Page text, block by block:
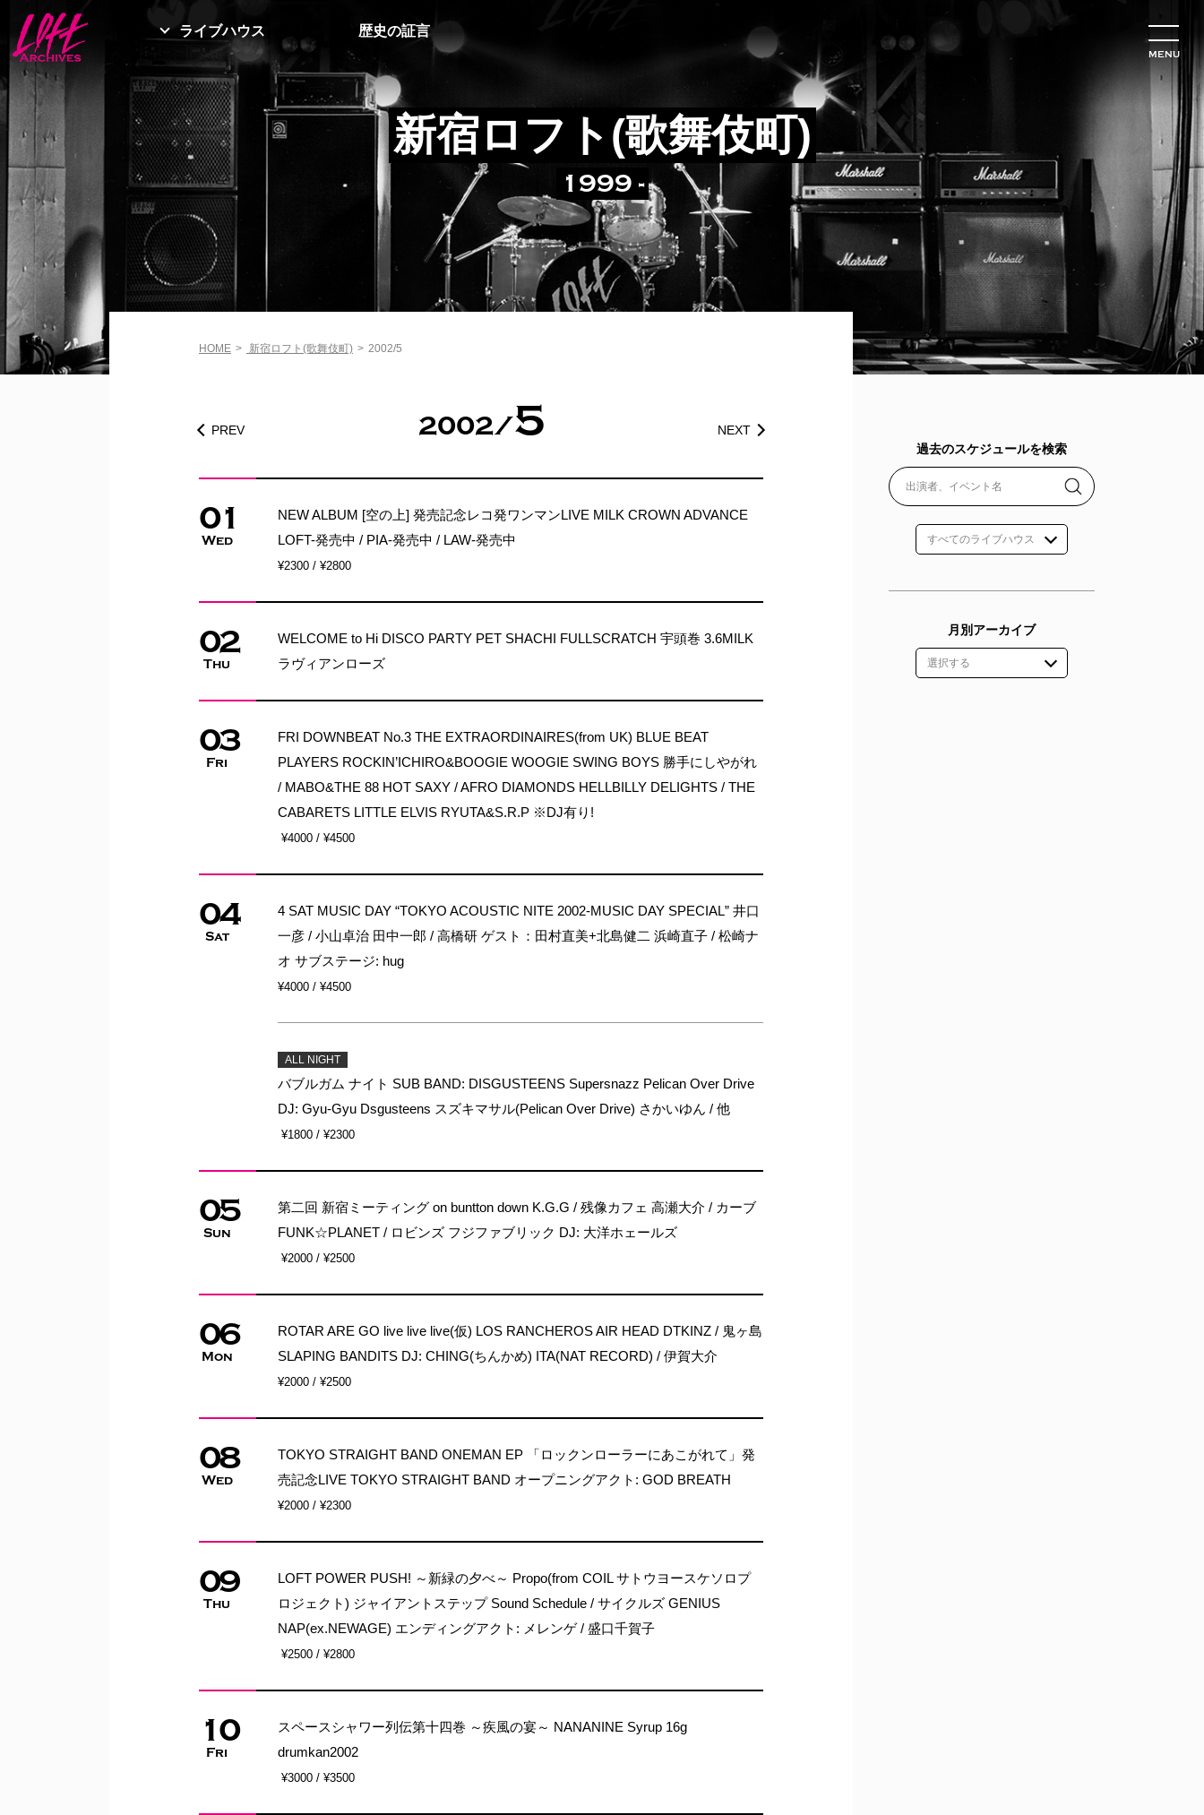
ライブハウス 歴史の証言
新宿ロフト(歌舞伎町)
1999 -
MENU
HOME > 新宿ロフト(歌舞伎町) > 2002/5
2002/5 NEXT
PREV
01
Wed
NEW ALBUM [空の上] 発売記念レコ発ワンマンLIVE MILK CROWN ADVANCE
LOFT-発売中 / PIA-発売中 / LAW-発売中
¥2300 / ¥2800
02
Thu
WELCOME to Hi DISCO PARTY PET SHACHI FULLSCRATCH 宇頭巻 3.6MILK
ラヴィアンローズ
03
Fri
FRI DOWNBEAT No.3 THE EXTRAORDINAIRES(from UK) BLUE BEAT
PLAYERS ROCKIN’ICHIRO&BOOGIE WOOGIE SWING BOYS 勝手にしやがれ
/ MABO&THE 88 HOT SAXY / AFRO DIAMONDS HELLBILLY DELIGHTS / THE
CABARETS LITTLE ELVIS RYUTA&S.R.P ※DJ有り!
¥4000 / ¥4500
04
Sat
4 SAT MUSIC DAY “TOKYO ACOUSTIC NITE 2002-MUSIC DAY SPECIAL” 井口
一彦 / 小山卓治 田中一郎 / 高橋研 ゲスト：田村直美+北島健二 浜崎直子 / 松崎ナ
オ サブステージ: hug
¥4000 / ¥4500
ALL NIGHT
バブルガム ナイト SUB BAND: DISGUSTEENS Supersnazz Pelican Over Drive
DJ: Gyu-Gyu Dsgusteens スズキマサル(Pelican Over Drive) さかいゆん / 他
¥1800 / ¥2300
05
Sun
第二回 新宿ミーティング on buntton down K.G.G / 残像カフェ 高瀬大介 / カーブ
FUNK☆PLANET / ロビンズ フジファブリック DJ: 大洋ホェールズ
¥2000 / ¥2500
06
Mon
ROTAR ARE GO live live live(仮) LOS RANCHEROS AIR HEAD DTKINZ / 鬼ヶ島
SLAPING BANDITS DJ: CHING(ちんかめ) ITA(NAT RECORD) / 伊賀大介
¥2000 / ¥2500
08
Wed
TOKYO STRAIGHT BAND ONEMAN EP 「ロックンローラーにあこがれて」発
売記念LIVE TOKYO STRAIGHT BAND オープニングアクト: GOD BREATH
¥2000 / ¥2300
09
Thu
LOFT POWER PUSH! ～新緑の夕べ～ Propo(from COIL サトウヨースケソロプ
ロジェクト) ジャイアントステップ Sound Schedule / サイクルズ GENIUS
NAP(ex.NEWAGE) エンディングアクト: メレンゲ / 盛口千賀子
¥2500 / ¥2800
10
Fri
スペースシャワー列伝第十四巻 ～疾風の宴～ NANANINE Syrup 16g
drumkan2002
¥3000 / ¥3500
過去のスケジュールを検索
月別アーカイブ